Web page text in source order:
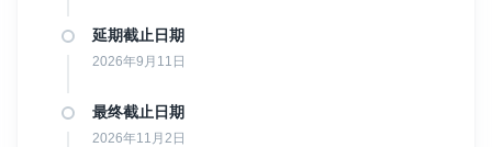
延期截止日期
2026年9月11日
最终截止日期
2026年11月2日